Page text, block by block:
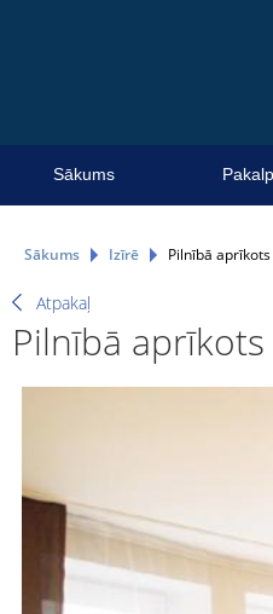
Sākums
Sākums Izīrē Pilnībā
Atpakaļ
Pilnībā